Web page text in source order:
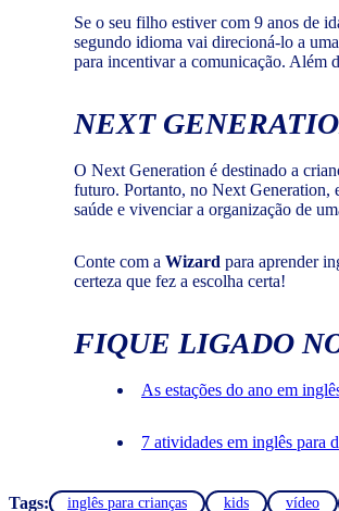
Se o seu filho estiver com 9 anos de
segundo idioma vai direcioná-lo a
para incentivar a comunicação. Além
NEXT
O Next Generation é destinado a
futuro. Portanto, no Next Generation,
saúde e vivenciar a organização de
Conte com a Wizard para aprender
certeza que fez a escolha certa!
FIQUE LIGADO
As estações do ano em
7 atividades em inglês para
Tags: inglês para crianças kids vídeo